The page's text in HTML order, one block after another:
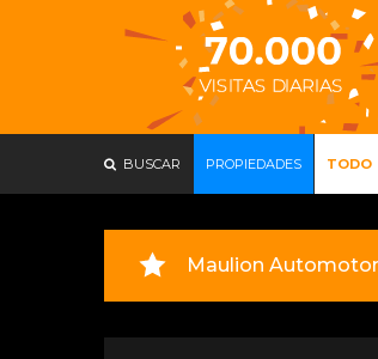
BUSCAR PROPIEDADES TODO
Maulion